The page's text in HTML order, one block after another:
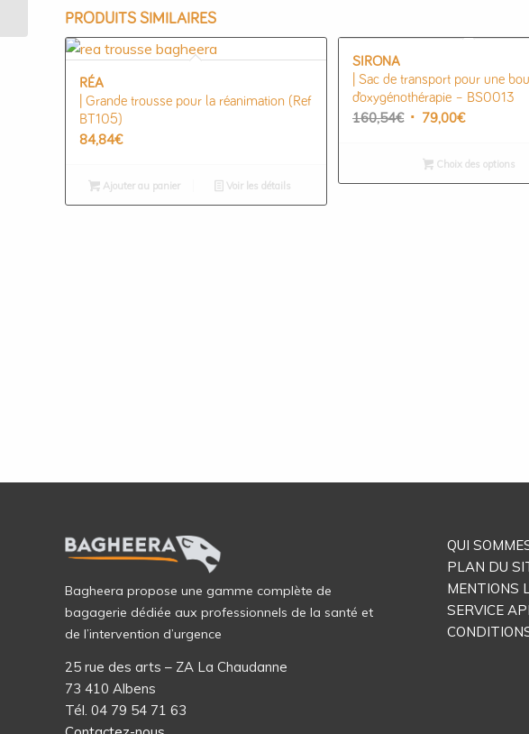
PRODUITS SIMILAIRES
RÉA
| Grande trousse pour la réanimation (Ref
BT105)
84,84€
Ajouter au panier Voir les détails
SIRONA
| Sac de transport pour une
d’oxygénothérapie – BS0013
160,54€ Le
initial
était :
79,00€Le
actuel
est :
Choix des options
Bagheera propose une gamme complète de
bagagerie dédiée aux professionnels de la santé et
de l’intervention d’urgence
25 rue des arts – ZA La Chaudanne
73 410 Albens
Tél. 04 79 54 71 63
QUI
PLAN DU
MENTIONS
SERVICE